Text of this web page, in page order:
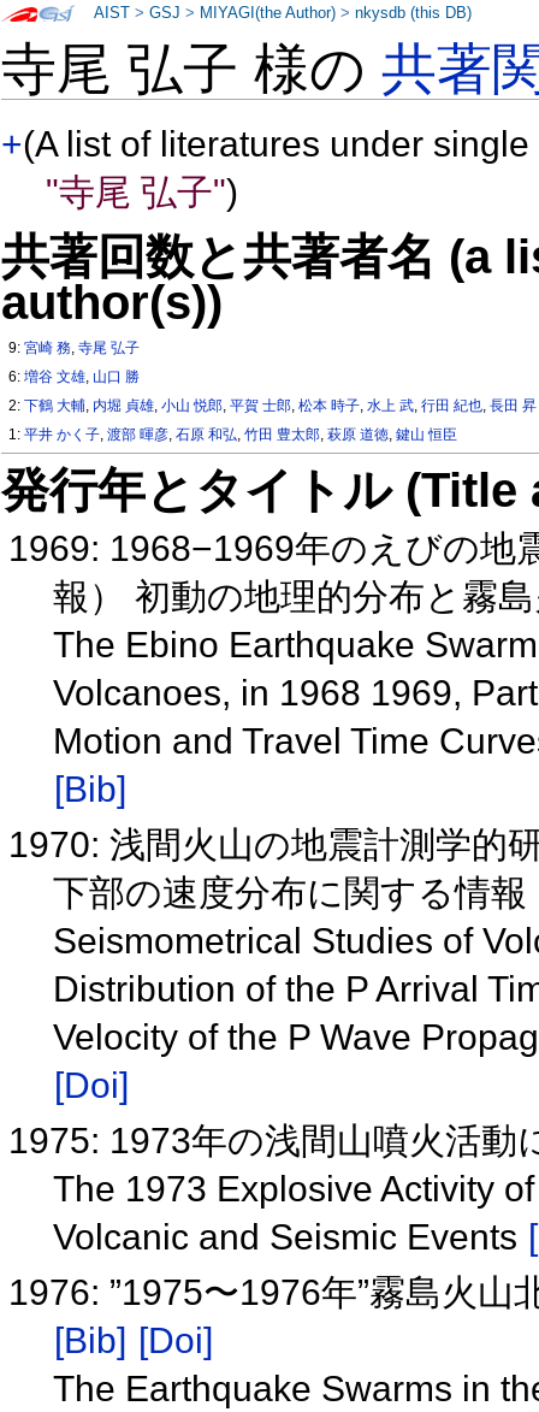
寺尾 弘子 様の共著
+(A list of literatures under
"寺尾 弘子")
共著回数と共著者名 (a
author(s))
9:宮崎 務,寺尾 弘子
6:増谷 文雄, 山口 勝
2:下鶴 大輔, 内堀 貞雄,小山 悦郎,平賀 士郎,松本 時子,水上 武,行田 紀也,長田 昇
1:平井 かく子,渡部 暉彦,石原 和弘,竹田 豊太郎,萩原 道徳,鍵山 恒臣
発行年とタイトル
1969: 1968−1969年のえびの地
報） 初動の地理的分布と霧
The Ebino Earthquake
Volcanoes, in 1968 1969,
Motion and Travel Time
[Bib]
1970: 浅間火山の地震計測学的
下部の速度分布に関する情報
Seismometrical Studies of
Distribution of the P Arrival
Velocity of the P Wave
[Doi]
1975: 1973年の浅間山噴火活
The 1973 Explosive Activity
Volcanic and Seismic Events
1976: ”1975〜1976年”霧島火
[Bib] [Doi]
The Earthquake Swarms in
AIST >GSJ > MIYAGI(the Author) >nkysdb (this DB)